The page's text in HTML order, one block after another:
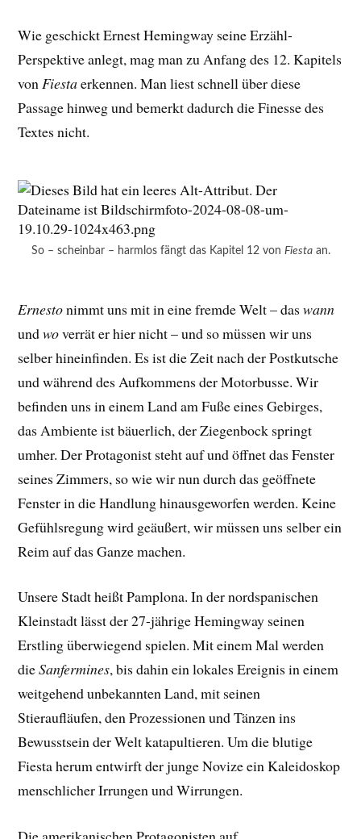
Wie geschickt Ernest Hemingway seine Erzähl-
Perspektive anlegt, mag man zu Anfang des 12. Kapitels
vonFiestaerkennen. Man liest schnell über diese
Passage hinweg und bemerkt dadurch die Finesse des
Textes nicht.
So – scheinbar – harmlos fängt das Kapitel 12 von Fiestaan.
Ernestonimmt uns mit in eine fremde Welt – daswann
undwoverrät er hier nicht – und so müssen wir uns
selber hineinfinden. Es ist die Zeit nach der Postkutsche
und während des Aufkommens der Motorbusse. Wir
befinden uns in einem Land am Fuße eines Gebirges,
das Ambiente ist bäuerlich, der Ziegenbock springt
umher. Der Protagonist steht auf und öffnet das Fenster
seines Zimmers, so wie wir nun durch das geöffnete
Fenster in die Handlung hinausgeworfen werden. Keine
Gefühlsregung wird geäußert, wir müssen uns selber ein
Reim auf das Ganze machen.
Unsere Stadt heißt Pamplona. In der nordspanischen
Kleinstadt lässt der 27-jährige Hemingway seinen
Erstling überwiegend spielen. Mit einem Mal werden
dieSanfermines, bis dahin ein lokales Ereignis in einem
weitgehend unbekannten Land, mit seinen
Stieraufläufen, den Prozessionen und Tänzen ins
Bewusstsein der Welt katapultieren. Um die blutige
Fiesta herum entwirft der junge Novize ein Kaleidoskop
menschlicher Irrungen und Wirrungen.